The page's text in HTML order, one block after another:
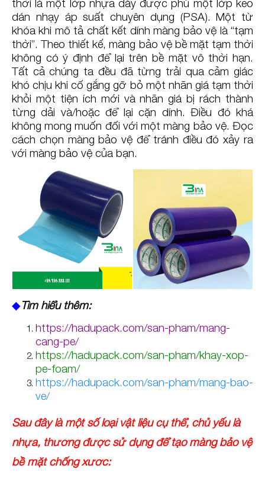
thời là một lớp nhựa dày được phủ một lớp keo
dán nhạy áp suất chuyên dụng (PSA). Một từ
khóa khi mô tả chất kết dính màng bảo vệ là “tạm
thời”. Theo thiết kế, màng bảo vệ bề mặt tạm thời
không có ý định để lại trên bề mặt vô thời hạn.
Tất cả chúng ta đều đã từng trải qua cảm giác
khó chịu khi cố gắng gỡ bỏ một nhãn giá tạm thời
khỏi một tiện ích mới và nhãn giá bị rách thành
từng dải và/hoặc để lại cặn dính. Điều đó khá
không mong muốn đối với một màng bảo vệ. Đọc
cách chọn màng bảo vệ để tránh điều đó xảy ra
với màng bảo vệ của bạn.
◆Tìm hiểu thêm:
https://hadupack.com/san-pham/mang-
cang-pe/
https://hadupack.com/san-pham/khay-xop-
pe-foam/
https://hadupack.com/san-pham/mang-bao-
ve/
Sau đây là một số loại vật liệu cụ thể, chủ yếu là
nhựa, thường được sử dụng để tạo màng bảo vệ
bề mặt chống xước: